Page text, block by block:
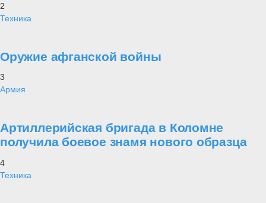
2
Техника
Оружие афганской войны
3
Армия
Артиллерийская бригада в Коломне
получила боевое знамя нового образца
4
Техника